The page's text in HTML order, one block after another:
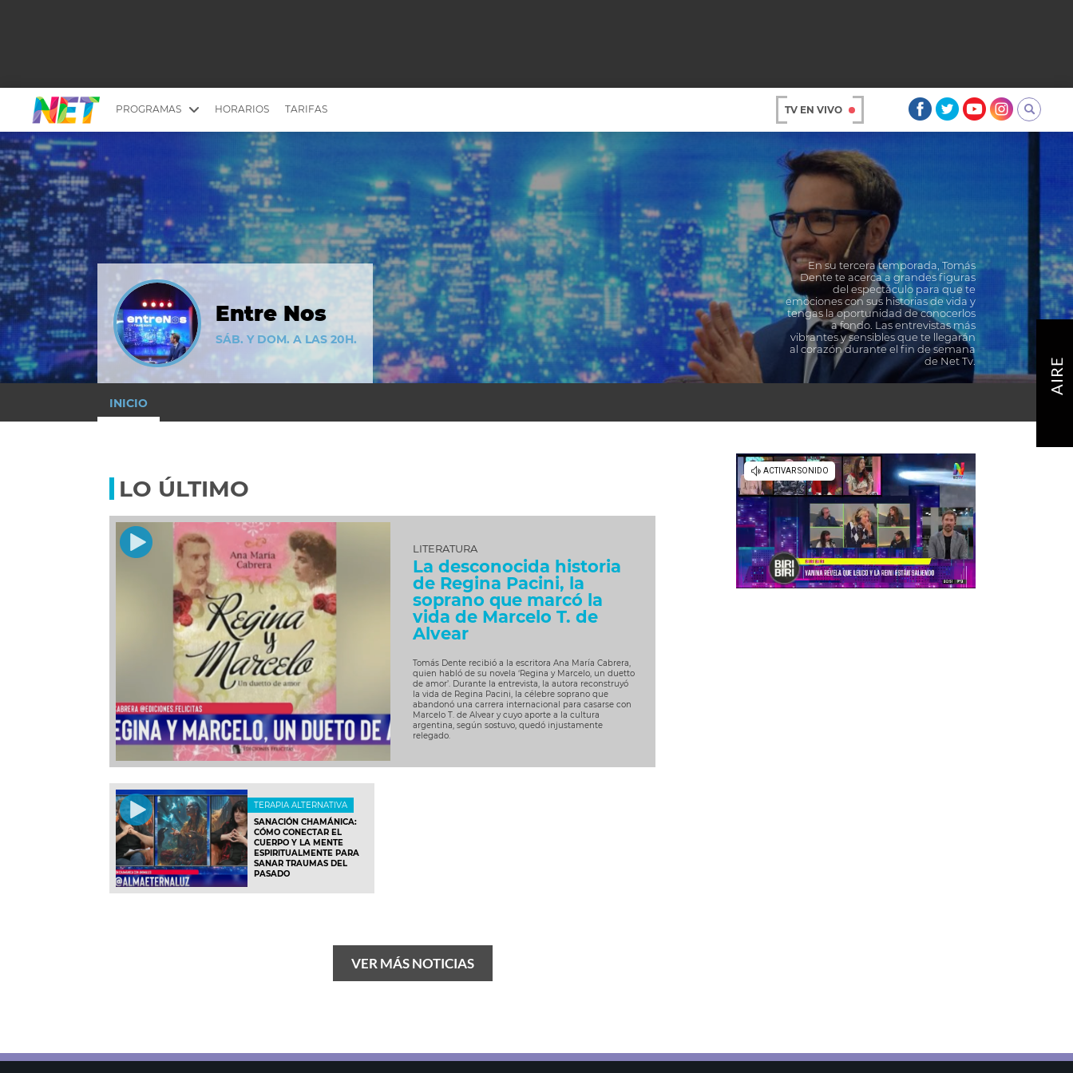
PROGRAMAS
YUYITO A LA TARDE
EMPRENDI2
LONGOBARDI
QUÉ TE PASA
EL OLIVO BLANCO
TU LUGAR IDEAL
CHICHE EN VIVO
EL SEÑOR DE LOS CIELOS
ARGENTINOS X ARGENTINA
CARAS Y NEGOCIOS
SCOUTING PARA UN CAMBIO
INTELEXIS TV
+CARAS
HAIR RECOVERY
GOSSIP
ENTROMETIDOS EN LA TELE
ENTRE NOS
MODO FONTEVECCHIA
PERIODISMO PURO
REPERFILAR
CINE NET
TODOS PODEMOS VIAJAR
PARES DE COMEDIA
FIESTAS ARGENTINAS
BELLEZA FASHION
FULL FACE TV
DESAFÍO 10 AÑOS MENOS
AGENDA CORPORATIVA
HORARIOS TARIFAS TV EN VIVO
Entre Nos
SÁB. Y DOM. A LAS 20H.
En su tercera temporada, Tomás
Dente te acerca a grandes figuras
del espectáculo para que te
emociones con sus historias de vida y
tengas la oportunidad de conocerlos
a fondo. Las entrevistas más
vibrantes y sensibles que te llegarán
al corazón durante el fin de semana
de Net Tv.
INICIO
LO ÚLTIMO
LITERATURA
La desconocida historia
de Regina Pacini, la
soprano que marcó la
vida de Marcelo T. de
Alvear
Tomás Dente recibió a la escritora Ana María Cabrera,
quien habló de su novela ‘Regina y Marcelo, un duetto
de amor’. Durante la entrevista, la autora reconstruyó
la vida de Regina Pacini, la célebre soprano que
abandonó una carrera internacional para casarse con
Marcelo T. de Alvear y cuyo aporte a la cultura
argentina, según sostuvo, quedó injustamente
relegado.
TERAPIA ALTERNATIVA
SANACIÓN CHAMÁNICA:
CÓMO CONECTAR EL
CUERPO Y LA MENTE
ESPIRITUALMENTE PARA
SANAR TRAUMAS DEL
PASADO
VER MÁS NOTICIAS
AIRE